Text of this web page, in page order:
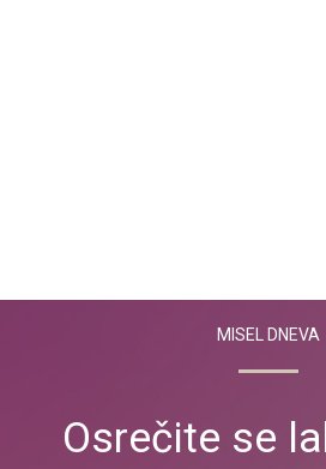
MISEL DNEVA
Osrečite se